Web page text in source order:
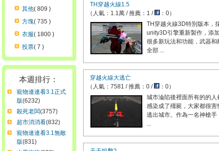
其他( 809 )
方塊( 735 )
衣服( 1800 )
投票( 7 )
本週排行：
寵物連連看3.1正式
版(6232)
殺死老闆(3757)
超市消消看(832)
寵物連連看3.1無敵
版(831)
TH穿越火線1.5
（人氣：1.1萬 / 推薦：1 /
：0）
TH穿越火線3D特別版本，
unity3D引擎重新製作，添
很多新玩法和功能，武器和
全部 ...
穿越火線大逃亡
（人氣：7581 / 推薦：0 /
：0）
城市淪陷後裡面所有的的人
感染成了殭屍，大家都很害
逃出城市。作為一名神槍手